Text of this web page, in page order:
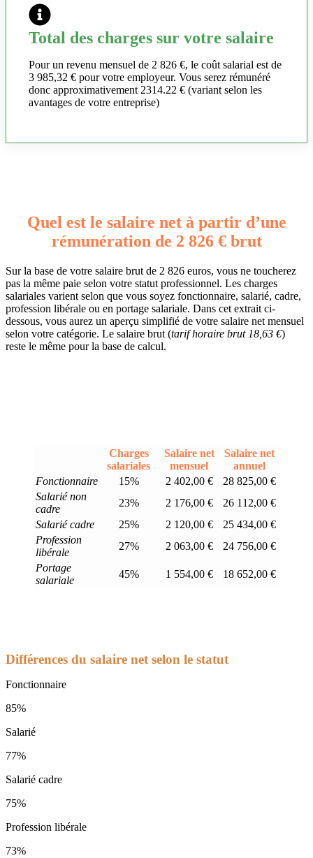
Total des charges sur votre salaire
Pour un revenu mensuel de 2 826 €, le coût salarial est de
3 985,32 € pour votre employeur. Vous serez rémunéré
donc approximativement 2314.22 € (variant selon les
avantages de votre entreprise)
Quel est le salaire net à partir d’une
rémunération de 2 826 € brut
Sur la base de votre salaire brut de 2 826 euros, vous ne toucherez
pas la même paie selon votre statut professionnel. Les charges
salariales varient selon que vous soyez fonctionnaire, salarié, cadre,
profession libérale ou en portage salariale. Dans cet extrait ci-
dessous, vous aurez un aperçu simplifié de votre salaire net mensuel
selon votre catégorie. Le salaire brut (tarif horaire brut 18,63 €)
reste le même pour la base de calcul.
Charges
salariales
Salaire net
mensuel
Salaire net
annuel
Fonctionnaire
15% 2 402,00 €
28 825,00 €
Salarié non
cadre
23% 2 176,00 €
26 112,00 €
Salarié cadre
25% 2 120,00 €
25 434,00 €
Profession
libérale
27% 2 063,00 €
24 756,00 €
Portage
salariale
45% 1 554,00 € 18 652,00 €
Différences du salaire net selon le statut
Fonctionnaire
85%
Salarié
77%
Salarié cadre
75%
Profession libérale
73%